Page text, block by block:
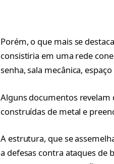
Porém, o que mais se
consistiria em uma rede
senha, sala mecânica,
Alguns documentos
construídas de metal e
A estrutura, que se
a defesas contra ataques de